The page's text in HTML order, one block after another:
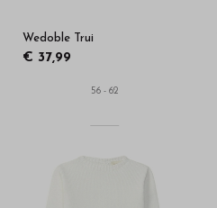
Wedoble Trui
€ 37,99
56 - 62